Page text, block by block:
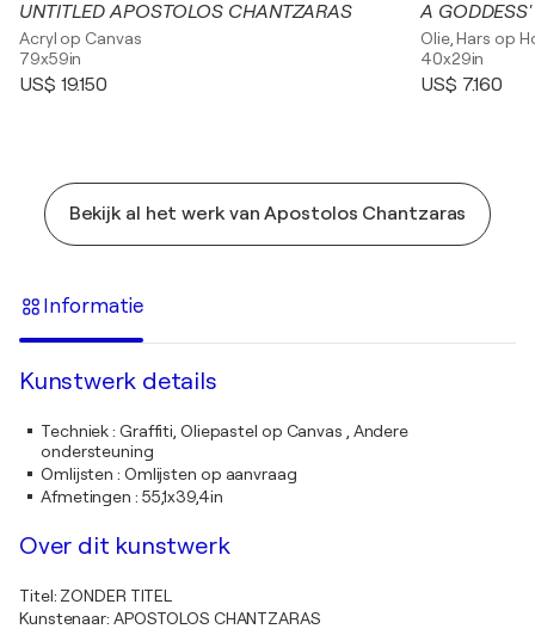
UNTITLED APOSTOLOS CHANTZARAS
Acryl op Canvas
79x59in
US$ 19.150
A
Olie, Hars op
40x29in
US$ 7.160
Bekijk al het werk van Apostolos Chantzaras
Informatie
Kunstwerk details
Techniek: Graffiti, Oliepastel op Canvas , Andere
ondersteuning
Omlijsten : Omlijsten op aanvraag
Afmetingen : 55,1x39,4in
Over dit kunstwerk
Titel: ZONDER TITEL
Kunstenaar: APOSTOLOS CHANTZARAS